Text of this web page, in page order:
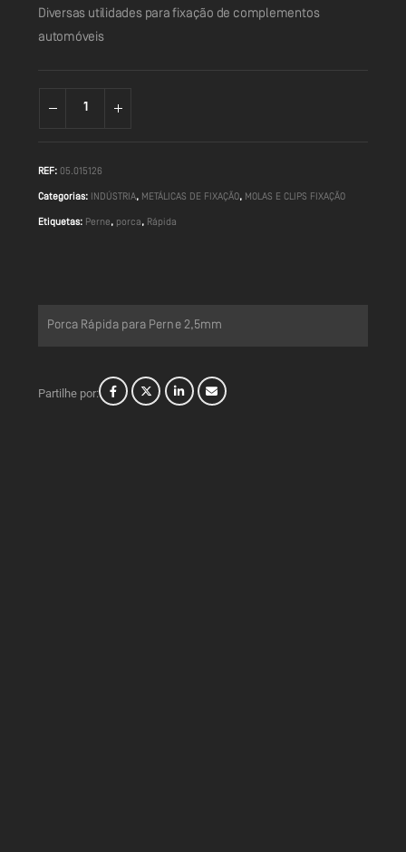
Diversas utilidades para fixação de complementos
automóveis
REF: 05.015126
Categorias: INDÚSTRIA, METÁLICAS DE FIXAÇÃO, MOLAS E CLIPS FIXAÇÃO
Etiquetas: Perne , porca , Rápida
Porca Rápida para Perne 2,5mm
Partilhe por: